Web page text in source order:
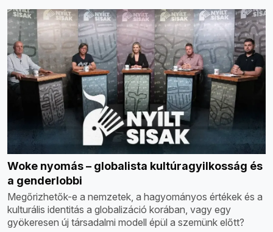
Woke nyomás – globalista kultúragyilkosság és
a genderlobbi
Megőrizhetők-e a nemzetek, a hagyományos értékek és a
kulturális identitás a globalizáció korában, vagy egy
gyökeresen új társadalmi modell épül a szemünk előtt?